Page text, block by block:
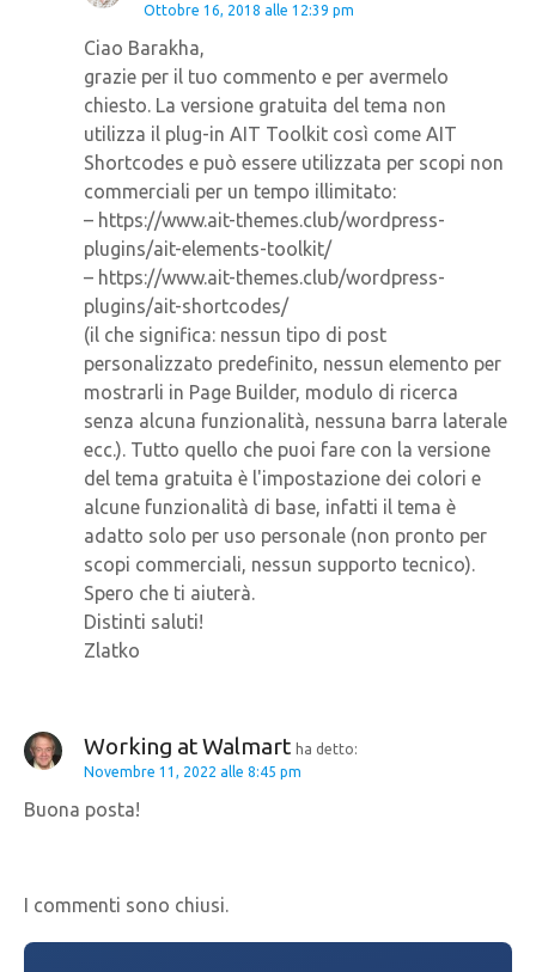
Ottobre 16, 2018 alle 12:39 pm
Ciao Barakha,
grazie per il tuo commento e per avermelo
chiesto. La versione gratuita del tema non
utilizza il plug-in AIT Toolkit così come AIT
Shortcodes e può essere utilizzata per scopi non
commerciali per un tempo illimitato:
– https://www.ait-themes.club/wordpress-
plugins/ait-elements-toolkit/
– https://www.ait-themes.club/wordpress-
plugins/ait-shortcodes/
(il che significa: nessun tipo di post
personalizzato predefinito, nessun elemento per
mostrarli in Page Builder, modulo di ricerca
senza alcuna funzionalità, nessuna barra laterale
ecc.). Tutto quello che puoi fare con la versione
del tema gratuita è l'impostazione dei colori e
alcune funzionalità di base, infatti il tema è
adatto solo per uso personale (non pronto per
scopi commerciali, nessun supporto tecnico).
Spero che ti aiuterà.
Distinti saluti!
Zlatko
Working at Walmart ha detto:
Novembre 11, 2022 alle 8:45 pm
Buona posta!
I commenti sono chiusi.